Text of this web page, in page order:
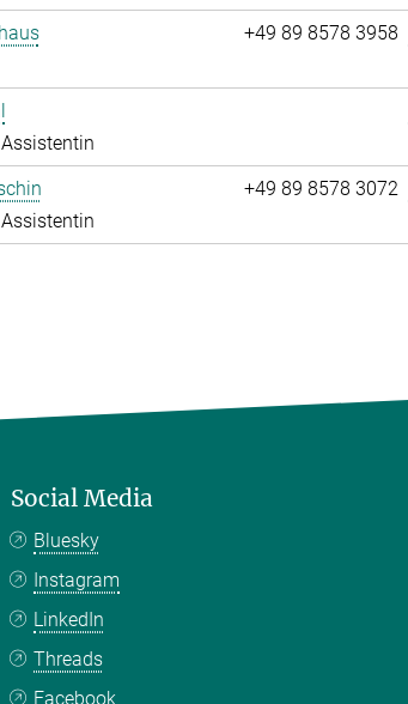
+49 89 8578 3958
+49 89 8578 3072
Social Media
Bluesky
Instagram
LinkedIn
Threads
Facebook